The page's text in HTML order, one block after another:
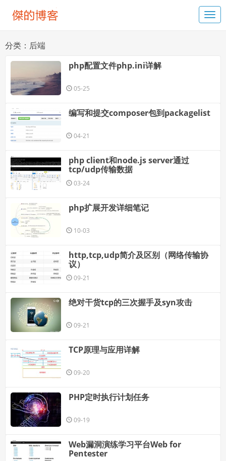
分类：后端
php配置文件php.ini详解
05-25
编写和提交composer包到packagelist
04-21
php client和node.js server通过
tcp/udp传输数据
03-24
php扩展开发详细笔记
10-03
http,tcp,udp简介及区别（网络传输协
议）
09-21
绝对干货tcp的三次握手及syn攻击
09-21
TCP原理与应用详解
09-20
PHP定时执行计划任务
09-19
Web漏洞演练学习平台Web for
Pentester